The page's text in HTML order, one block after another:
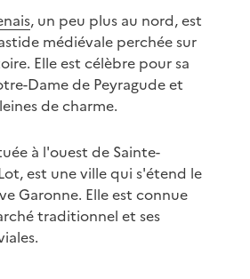
, un peu plus au nord, est
médiévale perchée sur
Elle est célèbre pour sa
Dame de Peyragude et
de charme.
à l'ouest de Sainte-
est une ville qui s'étend le
Garonne. Elle est connue
traditionnel et ses